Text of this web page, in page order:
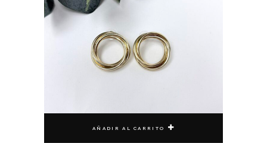
AÑADIR AL CARRITO